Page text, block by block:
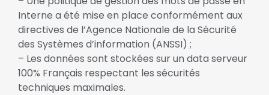
Interne a été mise en place conformément aux
directives de l’Agence Nationale de la Sécurité
des Systèmes d’information (ANSSI) ;
– Les données sont stockées sur un data serveur
100% Français respectant les sécurités
techniques maximales.